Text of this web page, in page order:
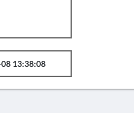
13:38:08